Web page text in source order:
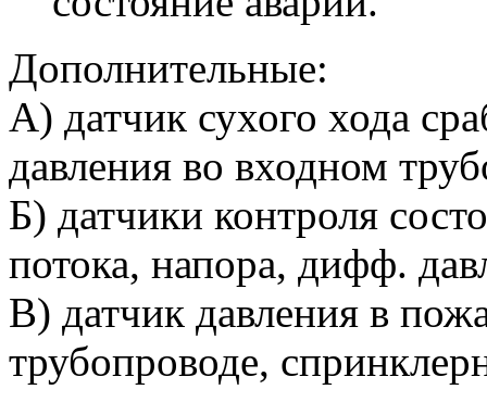
Дополнительные:
А) датчик сухого хода
давления во входном
Б) датчики контроля
потока, напора, дифф.
В) датчик давления в
трубопроводе,